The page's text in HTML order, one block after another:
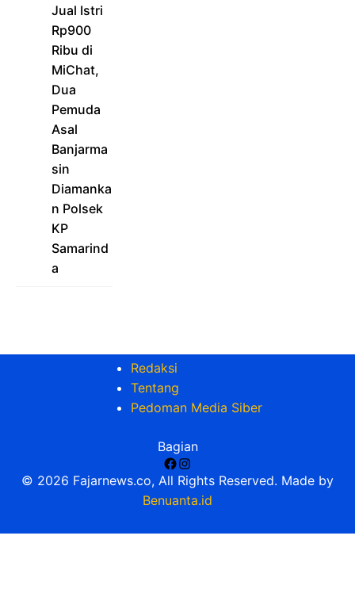
Jual Istri
Rp900
Ribu di
MiChat,
Dua
Pemuda
Asal
Banjarma
sin
Diamanka
n Polsek
KP
Samarind
a
Redaksi
Tentang
Pedoman Media Siber
Bagian
Facebook
Instagram
© 2026 Fajarnews.co, All Rights Reserved. Made by
Benuanta.id